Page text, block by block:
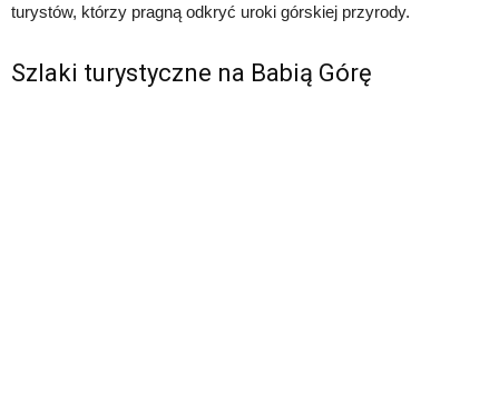
turystów, którzy pragną odkryć uroki górskiej przyrody.
Szlaki turystyczne na Babią Górę